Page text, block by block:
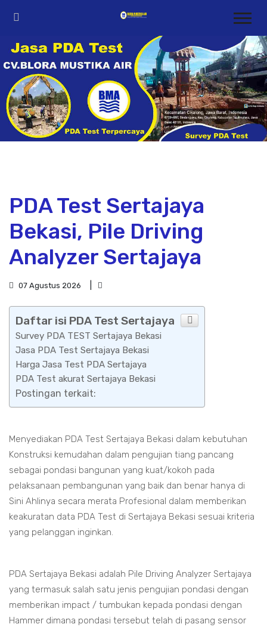
PDA Test Sertajaya
Bekasi, Pile Driving
Analyzer Sertajaya
07 Agustus 2026
Daftar isi PDA Test Sertajaya
Survey PDA TEST Sertajaya Bekasi
Jasa PDA Test Sertajaya Bekasi
Harga Jasa Test PDA Sertajaya
PDA Test akurat Sertajaya Bekasi
Postingan terkait:
Menyediakan PDA Test Sertajaya Bekasi dalam kebutuhan
Konstruksi kemudahan dalam pengujian tiang pancang
sebagai pondasi bangunan yang kuat/kokoh pada
pelaksanaan pembangunan yang baik dan benar hanya di
Sini Ahlinya secara merata Profesional dalam memberikan
keakuratan data PDA Test di Sertajaya Bekasi sesuai kriteria
yang pelanggan inginkan.
PDA Sertajaya Bekasi adalah Pile Driving Analyzer Sertajaya
yang termasuk salah satu jenis pengujian pondasi dengan
memberikan impact / tumbukan kepada pondasi dengan
Hammer dimana pondasi tersebut telah di pasang sensor